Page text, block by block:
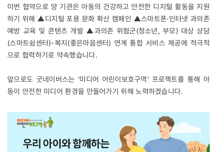
이번 협약으로 양 기관은 아동의 건강하고 안전한 디지털 활동을 지원
하기 위해 ▲디지털 포용 문화 확산 캠페인 ▲스마트폰·인터넷 과의존
예방 교육 및 콘텐츠 개발 ▲과의존 위험군(청소년, 부모) 대상 상담
(스마트쉼센터)-복지(좋은마음센터) 연계 통합 서비스 제공에 적극적
으로 협력하기로 약속했습니다.
앞으로도 굿네이버스는 '미디어 어린이보호구역' 프로젝트를 통해 아
동이 안전한 미디어 환경을 만들어가기 위해 노력하겠습니다.